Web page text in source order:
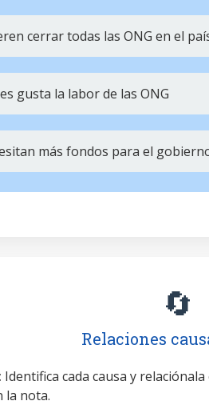
cerrar todas las ONG en el
gusta la labor de las ONG
más fondos para el
🔄
Relaciones
Identifica cada causa y
la nota.